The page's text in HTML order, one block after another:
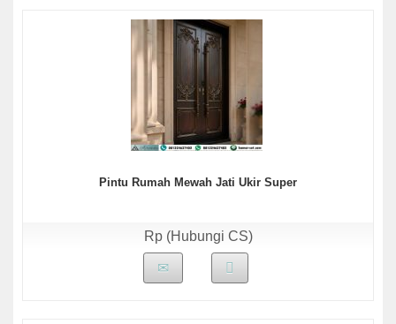
Pintu Rumah Mewah Jati Ukir Super
Rp (Hubungi CS)